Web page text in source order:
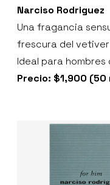
Narciso Rodriguez
Una fragancia
frescura del
Ideal para hombres
Precio: $1,900 (50